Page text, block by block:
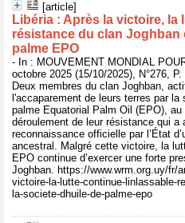
[article]
Libéria : Après la victoire, la
résistance du clan
palme EPO
- In : MOUVEMENT MONDIAL
octobre 2025 (15/10/2025), N°276, P.
Deux membres du clan Joghban,
l'accaparement de leurs terres par
palme Equatorial Palm Oil (EPO),
déroulement de leur résistance qui a
reconnaissance officielle par l’État
ancestral. Malgré cette victoire, la
EPO continue d’exercer une forte
Joghban. https://www.wrm.org.uy/fr/
victoire-la-lutte-continue-linlassable-
la-societe-dhuile-de-palme-epo